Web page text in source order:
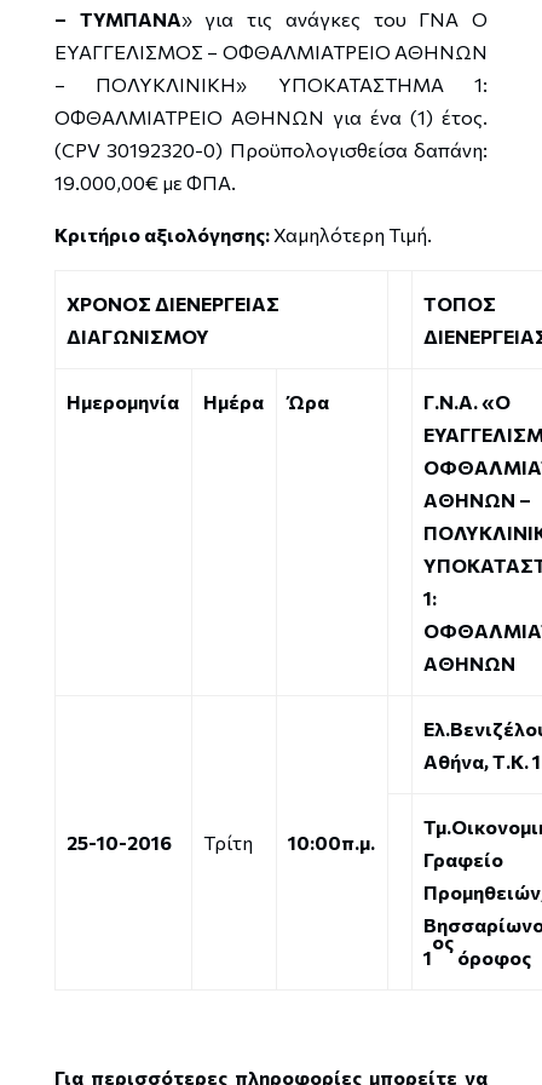
– ΤΥΜΠΑΝΑ» για τις ανάγκες του ΓΝΑ Ο
ΕΥΑΓΓΕΛΙΣΜΟΣ – ΟΦΘΑΛΜΙΑΤΡΕΙΟ ΑΘΗΝΩΝ
– ΠΟΛΥΚΛΙΝΙΚΗ» ΥΠΟΚΑΤΑΣΤΗΜΑ 1:
ΟΦΘΑΛΜΙΑΤΡΕΙΟ ΑΘΗΝΩΝ για ένα (1) έτος.
(CPV 30192320-0) Προϋπολογισθείσα δαπάνη:
19.000,00€ με ΦΠΑ.
Κριτήριο αξιολόγησης:Χαμηλότερη Τιμή.
ΧΡΟΝΟΣ ΔΙΕΝΕΡΓΕΙΑΣ
ΔΙΑΓΩΝΙΣΜΟΥ
ΤΟΠΟΣ
Ημερομηνία Ημέρα Ώρα
Γ.Ν.Α. «Ο
ΑΘΗΝΩΝ –
1:
ΑΘΗΝΩΝ
25-10-2016 Τρίτη 10:00π.μ.
Αθήνα, Τ.Κ.
Γραφείο
1
ος
όροφος
Για περισσότερες πληροφορίες μπορείτε να